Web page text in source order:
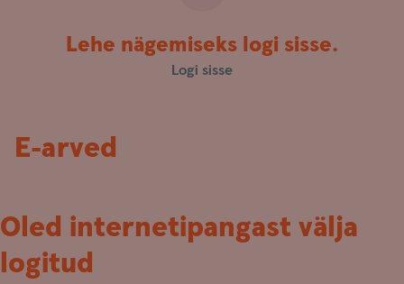
Lehe nägemiseks logi sisse.
Logi sisse
E-arved
Oled internetipangast välja
logitud